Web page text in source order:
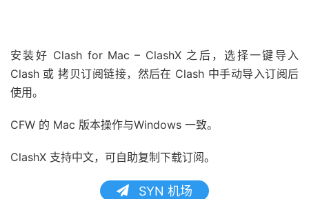
安装好 Clash for Mac – ClashX 之后，选择一键导入
Clash 或 拷贝订阅链接，然后在 Clash 中手动导入订阅后
使用。
CFW 的 Mac 版本操作与Windows 一致。
ClashX 支持中文，可自助复制下载订阅。
SYN 机场